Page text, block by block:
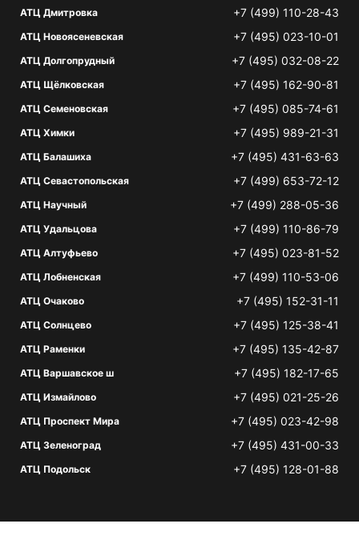
АТЦ Дмитровка +7 (499) 110-28-43
АТЦ Новоясеневская +7 (495) 023-10-01
АТЦ Долгопрудный +7 (495) 032-08-22
АТЦ Щёлковская +7 (495) 162-90-81
АТЦ Семеновская +7 (495) 085-74-61
АТЦ Химки +7 (495) 989-21-31
АТЦ Балашиха +7 (495) 431-63-63
АТЦ Севастопольская +7 (499) 653-72-12
АТЦ Научный +7 (499) 288-05-36
АТЦ Удальцова +7 (499) 110-86-79
АТЦ Алтуфьево +7 (495) 023-81-52
АТЦ Лобненская +7 (499) 110-53-06
АТЦ Очаково +7 (495) 152-31-11
АТЦ Солнцево +7 (495) 125-38-41
АТЦ Раменки +7 (495) 135-42-87
АТЦ Варшавское ш +7 (495) 182-17-65
АТЦ Измайлово +7 (495) 021-25-26
АТЦ Проспект Мира +7 (495) 023-42-98
АТЦ Зеленоград +7 (495) 431-00-33
АТЦ Подольск +7 (495) 128-01-88